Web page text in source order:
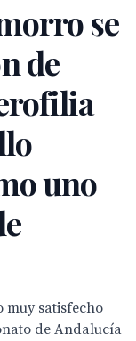
se
de
uno
muy satisfecho
de Andalucía